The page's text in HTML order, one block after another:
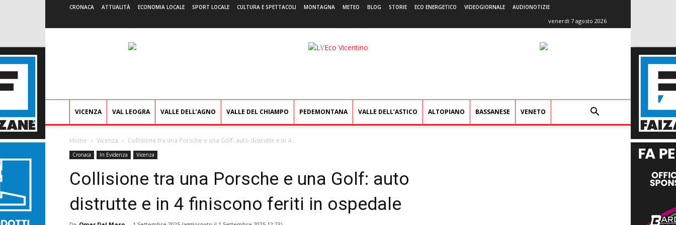
CRONACA ATTUALITÀ ECONOMIA LOCALE SPORT LOCALE CULTURA E SPETTACOLI MONTAGNA METEO BLOG STORIE ECO ENERGETICO VIDEOGIORNALE AUDIONOTIZIE
venerdì 7 agosto 2026
L'Eco
VICENZA VAL LEOGRA VALLE DELL’AGNO VALLE DEL CHIAMPO PEDEMONTANA VALLE DELL’ASTICO ALTOPIANO BASSANESE VENETO
Home Vicenza Collisione tra una Porsche e una Golf: auto distrutte e in 4...
Cronaca In Evidenza Vicenza
Collisione tra una Porsche e una Golf: auto
distrutte e in 4 finiscono feriti in ospedale